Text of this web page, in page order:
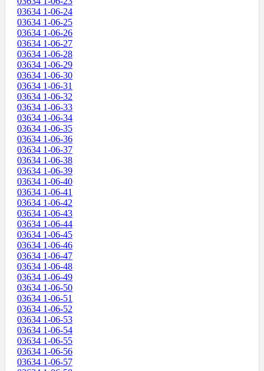
03634 1-06-24
03634 1-06-25
03634 1-06-26
03634 1-06-27
03634 1-06-28
03634 1-06-29
03634 1-06-30
03634 1-06-31
03634 1-06-32
03634 1-06-33
03634 1-06-34
03634 1-06-35
03634 1-06-36
03634 1-06-37
03634 1-06-38
03634 1-06-39
03634 1-06-40
03634 1-06-41
03634 1-06-42
03634 1-06-43
03634 1-06-44
03634 1-06-45
03634 1-06-46
03634 1-06-47
03634 1-06-48
03634 1-06-49
03634 1-06-50
03634 1-06-51
03634 1-06-52
03634 1-06-53
03634 1-06-54
03634 1-06-55
03634 1-06-56
03634 1-06-57